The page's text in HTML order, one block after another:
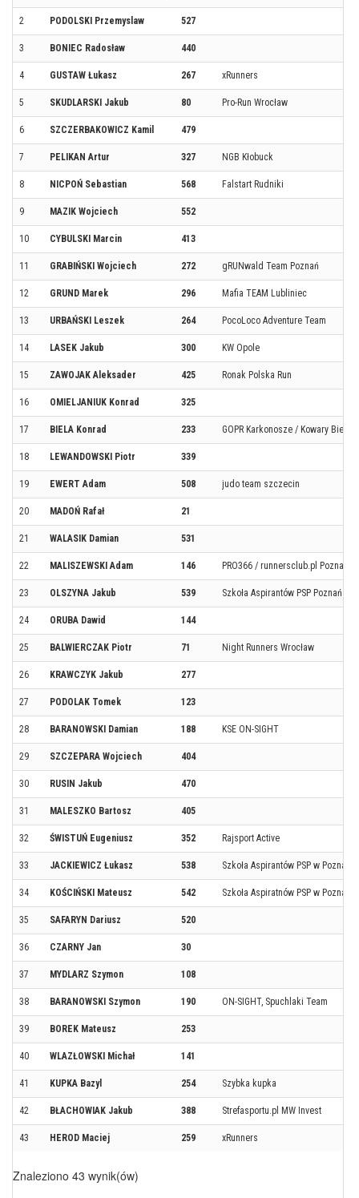
2 PODOLSKI Przemyslaw 527
3 BONIEC Radosław 440
4 GUSTAW Łukasz 267 xRunners
5 SKUDLARSKI Jakub 80 Pro-Run Wrocław
6 SZCZERBAKOWICZ Kamil 479
7 PELIKAN Artur 327 NGB Kłobuck
8 NICPOŃ Sebastian 568 Falstart Rudniki
9 MAZIK Wojciech 552
10 CYBULSKI Marcin 413
11 GRABIŃSKI Wojciech 272 gRUNwald Team Poznań
12 GRUND Marek 296 Mafia TEAM Lubliniec
13 URBAŃSKI Leszek 264 PocoLoco Adventure Team
14 LASEK Jakub 300 KW Opole
15 ZAWOJAK Aleksader 425 Ronak Polska Run
16 OMIELJANIUK Konrad 325
17 BIELA Konrad 233 GOPR Karkonosze / Kowary
18 LEWANDOWSKI Piotr 339
19 EWERT Adam 508 judo team szczecin
20 MADOŃ Rafał 21
21 WALASIK Damian 531
22 MALISZEWSKI Adam 146 PRO366 / runnersclub.pl Poznań /
23 OLSZYNA Jakub 539 Szkoła Aspirantów PSP Poznań
24 ORUBA Dawid 144
25 BALWIERCZAK Piotr 71 Night Runners Wrocław
26 KRAWCZYK Jakub 277
27 PODOLAK Tomek 123
28 BARANOWSKI Damian 188 KSE ON-SIGHT
29 SZCZEPARA Wojciech 404
30 RUSIN Jakub 470
31 MALESZKO Bartosz 405
32 ŚWISTUŃ Eugeniusz 352 Rajsport Active
33 JACKIEWICZ Łukasz 538 Szkoła Aspirantów PSP w Poznaniu
34 KOŚCIŃSKI Mateusz 542 Szkoła Aspiratnów PSP w Poznaniu
35 SAFARYN Dariusz 520
36 CZARNY Jan 30
37 MYDLARZ Szymon 108
38 BARANOWSKI Szymon 190 ON-SIGHT, Spuchlaki Team
39 BOREK Mateusz 253
40 WLAZŁOWSKI Michał 141
41 KUPKA Bazyl 254 Szybka kupka
42 BŁACHOWIAK Jakub 388 Strefasportu.pl MW Invest
43 HEROD Maciej 259 xRunners
Znaleziono 43 wynik(ów)